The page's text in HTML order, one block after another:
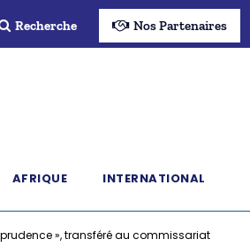
Recherche Nos Partenaires
AFRIQUE INTERNATIONAL
», transféré au commissariat